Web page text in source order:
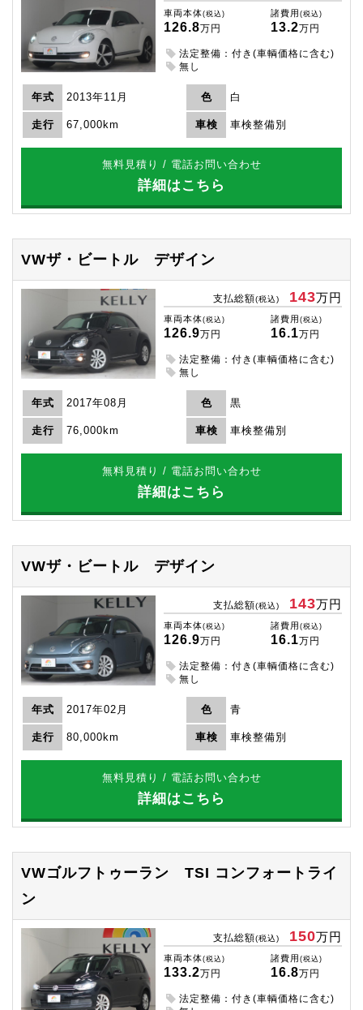
車両本体(税込)
126.8万円
諸費用(税込)
13.2万円
法定整備：付き(車輌価格に含む)
無し
年式 2013年11月 色 白
走行 67,000km 車検 車検整備別
無料見積り / 電話お問い合わせ
詳細はこちら
VWザ・ビートル デザイン
支払総額(税込) 143万円
車両本体(税込)
126.9万円
諸費用(税込)
16.1万円
法定整備：付き(車輌価格に含む)
無し
年式 2017年08月 色 黒
走行 76,000km 車検 車検整備別
無料見積り / 電話お問い合わせ
詳細はこちら
VWザ・ビートル デザイン
支払総額(税込) 143万円
車両本体(税込)
126.9万円
諸費用(税込)
16.1万円
法定整備：付き(車輌価格に含む)
無し
年式 2017年02月 色 青
走行 80,000km 車検 車検整備別
無料見積り / 電話お問い合わせ
詳細はこちら
VWゴルフトゥーラン TSI コンフォートライ
ン
支払総額(税込) 150万円
車両本体(税込)
133.2万円
諸費用(税込)
16.8万円
法定整備：付き(車輌価格に含む)